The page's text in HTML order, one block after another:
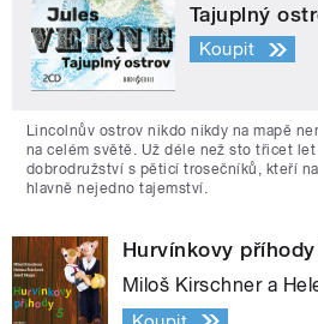
Tajuplný
Koupit
Lincolnův ostrov nikdo nikdy na mapě
na celém světě. Už déle než sto třicet
dobrodružství s pěticí trosečníků, kteří
hlavně nejedno tajemství.
Hurvínkovy příhody
Miloš Kirschner a